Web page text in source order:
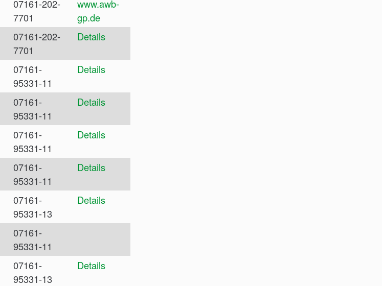
07161-202-
7701
www.awb-
gp.de
07161-202-
7701
Details
07161-
95331-11
Details
07161-
95331-11
Details
07161-
95331-11
Details
07161-
95331-11
Details
07161-
95331-13
Details
07161-
95331-11
07161-
95331-13
Details